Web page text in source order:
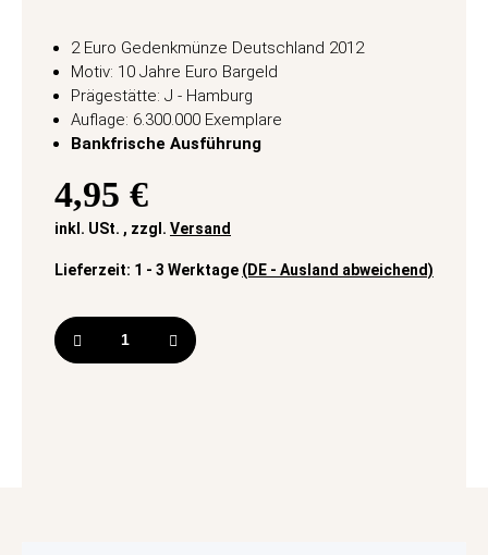
2 Euro Gedenkmünze Deutschland 2012
Motiv: 10 Jahre Euro Bargeld
Prägestätte: J - Hamburg
Auflage: 6.300.000 Exemplare
Bankfrische Ausführung
4,95 €
inkl. USt. , zzgl. Versand
Lieferzeit: 1 - 3 Werktage (DE - Ausland abweichend)